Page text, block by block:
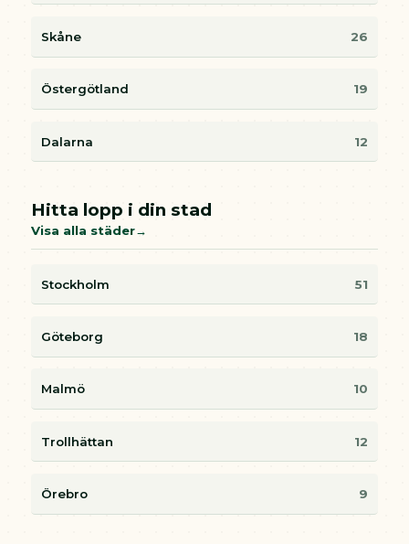
Skåne 26
Östergötland 19
Dalarna 12
Hitta lopp i din stad
Visa alla städer
Stockholm 51
Göteborg 18
Malmö 10
Trollhättan 12
Örebro 9